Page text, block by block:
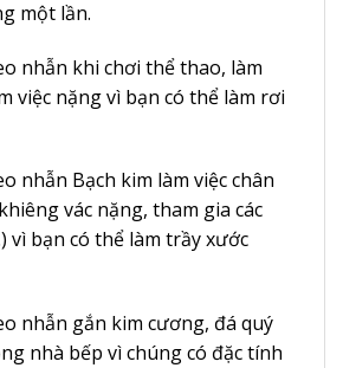
một lần.
nhẫn khi chơi thể thao, làm
việc nặng vì bạn có thể làm rơi
nhẫn Bạch kim làm việc chân
vác nặng, tham gia các
vì bạn có thể làm trầy xước
nhẫn gắn kim cương, đá quý
nhà bếp vì chúng có đặc tính